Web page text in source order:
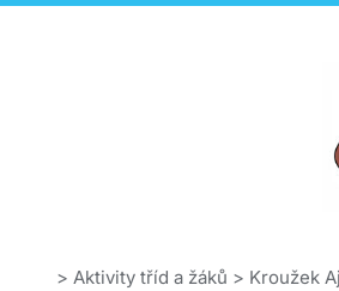
> Aktivity tříd a žáků > Kroužek